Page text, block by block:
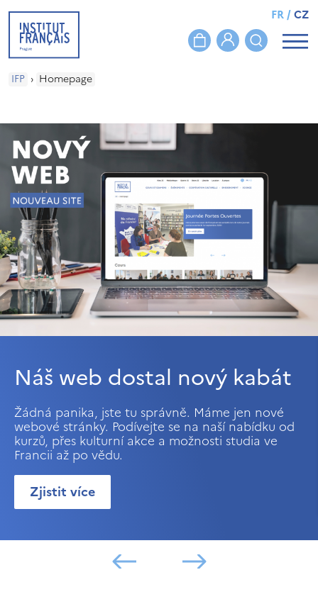
FR/CZ
IFP › Homepage
Náš web dostal nový kabát
Žádná panika, jste tu správně. Máme jen nové
webové stránky. Podívejte se na naší nabídku od
kurzů, přes kulturní akce a možnosti studia ve
Francii až po vědu.
Zjistit více